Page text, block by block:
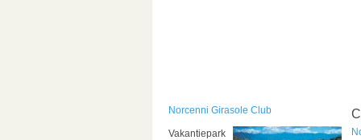
Norcenni Girasole Club
Vakantiepark